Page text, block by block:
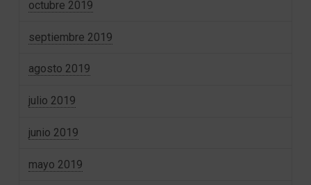
octubre 2019
septiembre 2019
agosto 2019
julio 2019
junio 2019
mayo 2019